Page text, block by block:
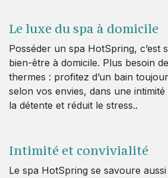
Le luxe du spa à domicile
Posséder un spa HotSpring, c’est
bien-être à domicile. Plus besoin
thermes : profitez d’un bain
selon vos envies, dans une
la détente et réduit le stress..
Intimité et convivialité
Le spa HotSpring se savoure